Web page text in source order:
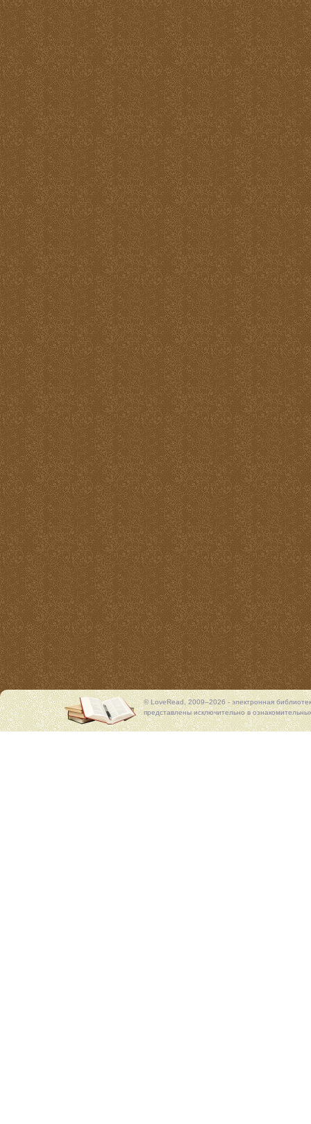
© LoveRead, 2009–2026 - электронная
представлены исключительно в